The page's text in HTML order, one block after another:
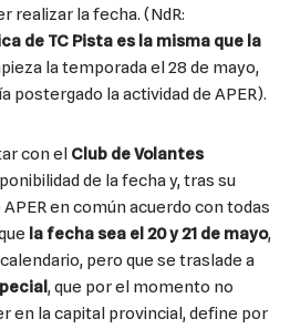
realizar la fecha. (NdR:
de TC Pista es la misma que la
la temporada el 28 de mayo,
postergado la actividad de APER).
con el Club de Volantes
de la fecha y, tras su
en común acuerdo con todas
la fecha sea el 20 y 21 de mayo,
pero que se traslade a
, que por el momento no
en la capital provincial, define por